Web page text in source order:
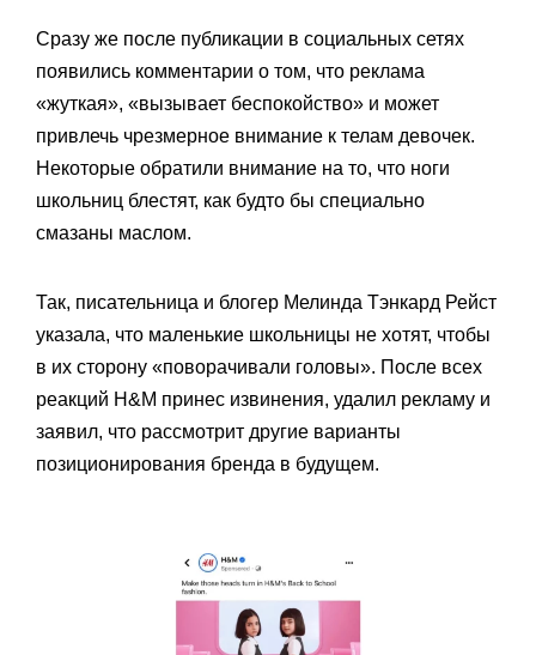
Сразу же после публикации в социальных сетях
появились комментарии о том, что реклама
«жуткая», «вызывает беспокойство» и может
привлечь чрезмерное внимание к телам девочек.
Некоторые обратили внимание на то, что ноги
школьниц блестят, как будто бы специально
смазаны маслом.
Так, писательница и блогер Мелинда Тэнкард Рейст
указала, что маленькие школьницы не хотят, чтобы
в их сторону «поворачивали головы». После всех
реакций H&M принес извинения, удалил рекламу и
заявил, что рассмотрит другие варианты
позиционирования бренда в будущем.